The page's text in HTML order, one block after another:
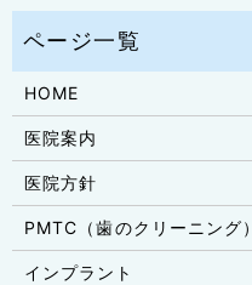
HOME
医院案内
医院方針
PMTC（歯のクリーニング）
インプラント